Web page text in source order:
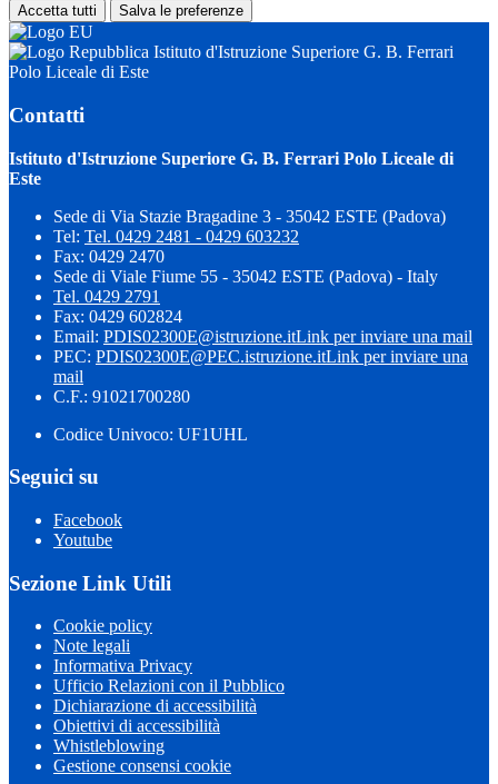
Accetta tutti Salva le preferenze
Istituto d'Istruzione Superiore G. B. Ferrari
Polo Liceale di Este
Contatti
Istituto d'Istruzione Superiore G. B. Ferrari Polo Liceale di
Este
Sede di Via Stazie Bragadine 3 - 35042 ESTE (Padova)
Tel: Tel. 0429 2481 - 0429 603232
Fax: 0429 2470
Sede di Viale Fiume 55 - 35042 ESTE (Padova) - Italy
Tel. 0429 2791
Fax: 0429 602824
Email: PDIS02300E@istruzione.itLink per inviare una mail
PEC: PDIS02300E@PEC.istruzione.itLink per inviare una
mail
C.F.: 91021700280
Codice Univoco: UF1UHL
Seguici su
Facebook
Youtube
Sezione Link Utili
Cookie policy
Note legali
Informativa Privacy
Ufficio Relazioni con il Pubblico
Dichiarazione di accessibilità
Obiettivi di accessibilità
Whistleblowing
Gestione consensi cookie